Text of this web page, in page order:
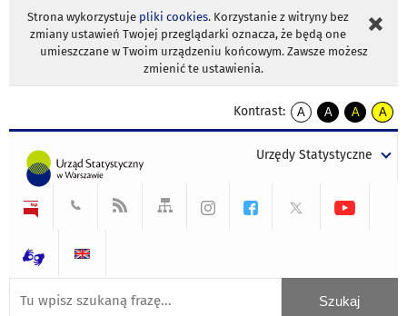
Strona wykorzystuje pliki cookies. Korzystanie z witryny bez
zmiany ustawień Twojej przeglądarki oznacza, że będą one
umieszczane w Twoim urządzeniu końcowym. Zawsze możesz
zmienić te ustawienia.
Kontrast:
A
kontrast
A
kontrast
tekst
czarnym
A
kontrast
tekst
czarnym
A
tekst
żółtym
Urzędy Statystyczne